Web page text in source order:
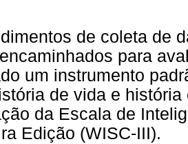
de coleta de
para
um instrumento
de vida e
da Escala de
Edição (WISC-III).